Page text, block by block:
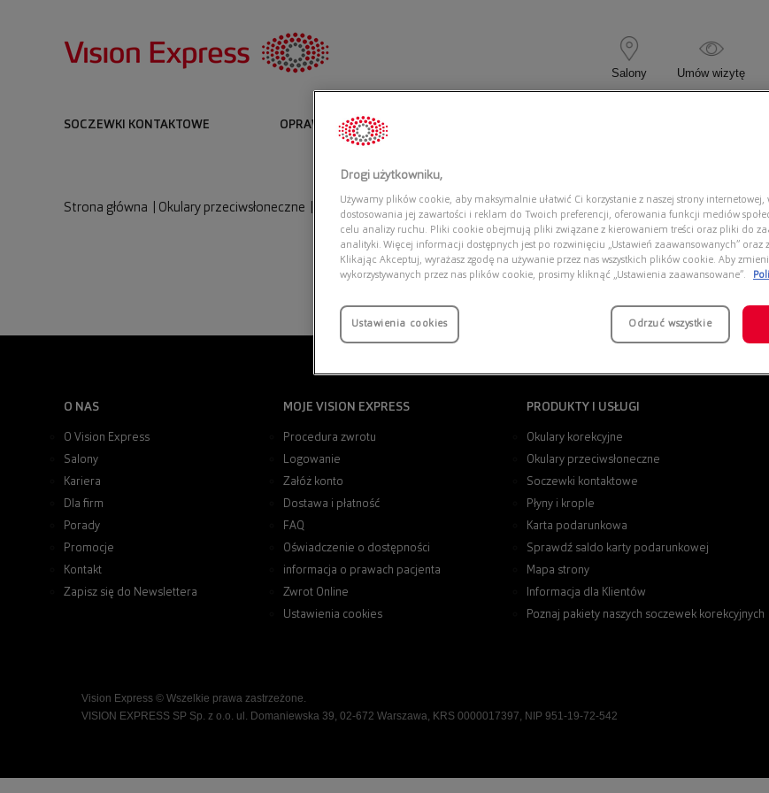
Salony Umów wizytę
SOCZEWKI KONTAKTOWE OPRAWKI I OKULARY KOREKCYJNE
Strona główna Okulary przeciwsłoneczne VERSACE 0VE4361 GB1/87
O NAS
O Vision Express
Salony
Kariera
Dla firm
Porady
Promocje
Kontakt
Zapisz się do Newslettera
MOJE VISION EXPRESS
Procedura zwrotu
Logowanie
Załóż konto
Dostawa i płatność
FAQ
Oświadczenie o dostępności
informacja o prawach pacjenta
Zwrot Online
Ustawienia cookies
PRODUKTY I USŁUGI
Okulary korekcyjne
Okulary przeciwsłoneczne
Soczewki kontaktowe
Płyny i krople
Karta podarunkowa
Sprawdź saldo karty podarunkowej
Mapa strony
Informacja dla Klientów
Poznaj pakiety naszych soczewek korekcyjnych
Vision Express © Wszelkie prawa zastrzeżone.
VISION EXPRESS SP Sp. z o.o. ul. Domaniewska 39, 02-672 Warszawa, KRS 0000017397, NIP 951-19-72-542
Drogi użytkowniku,
Używamy plików cookie, aby maksymalnie ułatwić Ci korzystanie z naszej strony internetowej,
dostosowania jej zawartości i reklam do Twoich preferencji, oferowania funkcji mediów
celu analizy ruchu. Pliki cookie obejmują pliki związane z kierowaniem treści oraz pliki do
analityki. Więcej informacji dostępnych jest po rozwinięciu „Ustawień zaawansowanych” oraz
Klikając Akceptuj, wyrażasz zgodę na używanie przez nas wszystkich plików cookie. Aby
wykorzystywanych przez nas plików cookie, prosimy kliknąć „Ustawienia zaawansowane”.
Ustawienia cookies Odrzuć wszystkie